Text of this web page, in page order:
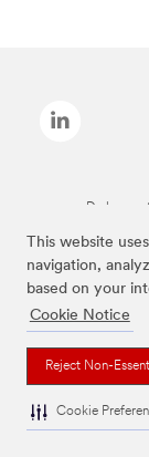
This website
navigation,
based on your
Cookie Notice
Reject Non-
Cookie
De